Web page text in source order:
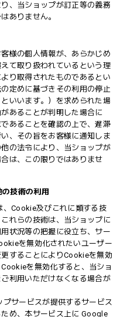
、当ショップが訂正等の義務
ありません。
様の個人情報が、あらかじめ
て取り扱われているという理
り取得されたものであるとい
定めに基づきその利用の停止
いいます。）を求められた場
あることが判明した場合に
あることを確認の上で、遅滞
、その旨をお客様に通知しま
の法令により、当ショップが
は、この限りではありませ
技術の利用
、Cookie及びこれに類する技
れらの技術は、当ショップに
状況等の把握に役立ち、サー
を無効化されたいユーザー
することによりCookieを無効
を無効化すると、当ショ
利用いただけなくなる場合が
プサービスが提供するサービス
め、本サービス上に Google